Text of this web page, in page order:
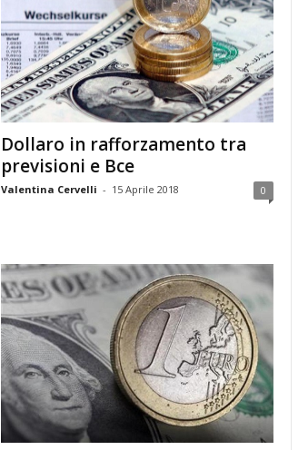
Dollaro in rafforzamento tra
previsioni e Bce
Valentina Cervelli - 15 Aprile 2018 0